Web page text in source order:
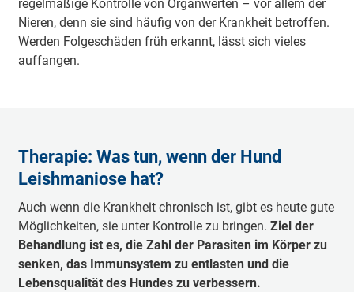
regelmäßige Kontrolle von Organwerten – vor allem der
Nieren, denn sie sind häufig von der Krankheit betroffen.
Werden Folgeschäden früh erkannt, lässt sich vieles
auffangen.
Therapie: Was tun, wenn der Hund
Leishmaniose hat?
Auch wenn die Krankheit chronisch ist, gibt es heute gute
Möglichkeiten, sie unter Kontrolle zu bringen. Ziel der
Behandlung ist es, die Zahl der Parasiten im Körper zu
senken, das Immunsystem zu entlasten und die
Lebensqualität des Hundes zu verbessern.